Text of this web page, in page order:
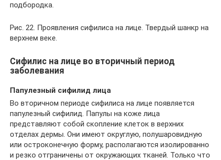
подбородка.
Рис. 22. Проявления сифилиса на лице. Твердый шанкр на
верхнем веке.
Сифилис на лице во вторичный период
заболевания
Папулезный сифилид лица
Во вторичном периоде сифилиса на лице появляется
папулезный сифилид. Папулы на коже лица
представляют собой скопление клеток в верхних
отделах дермы. Они имеют округлую, полушаровидную
или остроконечную форму, располагаются изолированно
и резко отграничены от окружающих тканей. Только что